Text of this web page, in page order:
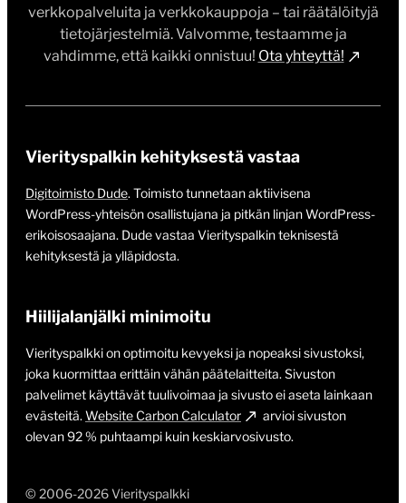
verkkopalveluita ja verkkokauppoja – tai räätälöityjä
tietojärjestelmiä. Valvomme, testaamme ja
vahdimme, että kaikki onnistuu! Ota yhteyttä!
© 2006-2026 Vierityspalkki
Vierityspalkin kehityksestä vastaa
Digitoimisto Dude. Toimisto tunnetaan aktiivisena
WordPress-yhteisön osallistujana ja pitkän linjan WordPress-
erikoisosaajana. Dude vastaa Vierityspalkin teknisestä
kehityksestä ja ylläpidosta.
Hiilijalanjälki minimoitu
Vierityspalkki on optimoitu kevyeksi ja nopeaksi sivustoksi,
joka kuormittaa erittäin vähän päätelaitteita. Sivuston
palvelimet käyttävät tuulivoimaa ja sivusto ei aseta lainkaan
evästeitä. Website Carbon Calculator
arvioi sivuston
olevan 92 % puhtaampi kuin keskiarvosivusto.